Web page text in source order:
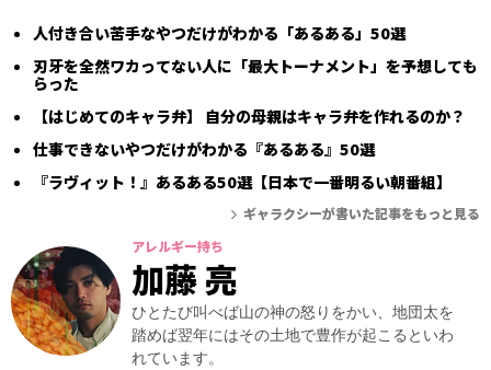
人付き合い苦手なやつだけがわかる「あるある」50選
刃牙を全然ワカってない人に「最大トーナメント」を予想しても
らった
【はじめてのキャラ弁】 自分の母親はキャラ弁を作れるのか？
仕事できないやつだけがわかる『あるある』50選
『ラヴィット！』あるある50選【日本で一番明るい朝番組】
ギャラクシーが書いた記事をもっと見る
アレルギー持ち
加藤 亮
ひとたび叫べば山の神の怒りをかい、地団太を
踏めば翌年にはその土地で豊作が起こるといわ
れています。